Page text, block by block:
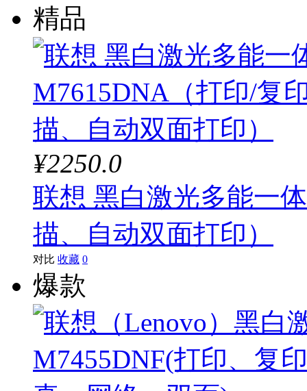
精品
¥2250.0
联想 黑白激光多能一
描、自动双面打印）
对比 收藏 0
爆款